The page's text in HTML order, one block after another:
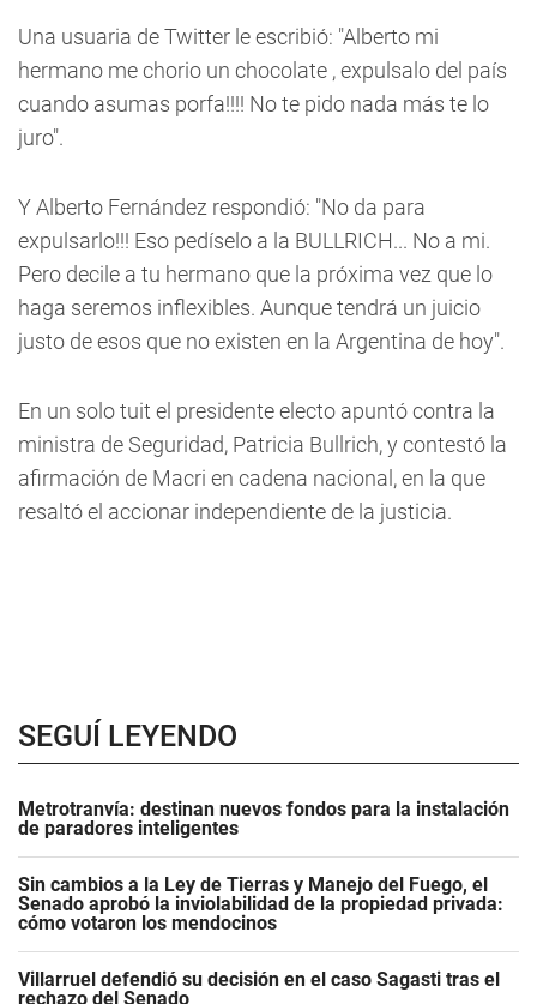
Una usuaria de Twitter le escribió: "Alberto mi
hermano me chorio un chocolate , expulsalo del país
cuando asumas porfa!!!! No te pido nada más te lo
juro".
Y Alberto Fernández respondió: "No da para
expulsarlo!!! Eso pedíselo a la BULLRICH... No a mi.
Pero decile a tu hermano que la próxima vez que lo
haga seremos inflexibles. Aunque tendrá un juicio
justo de esos que no existen en la Argentina de hoy".
En un solo tuit el presidente electo apuntó contra la
ministra de Seguridad, Patricia Bullrich, y contestó la
afirmación de Macri en cadena nacional, en la que
resaltó el accionar independiente de la justicia.
SEGUÍ LEYENDO
Metrotranvía: destinan nuevos fondos para la instalación
de paradores inteligentes
Sin cambios a la Ley de Tierras y Manejo del Fuego, el
Senado aprobó la inviolabilidad de la propiedad privada:
cómo votaron los mendocinos
Villarruel defendió su decisión en el caso Sagasti tras el
rechazo del Senado